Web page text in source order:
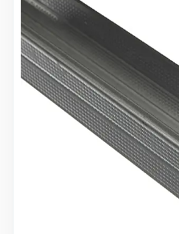
В корзину
10
+7(495) 988-86-47
sales@stroyholding.ru